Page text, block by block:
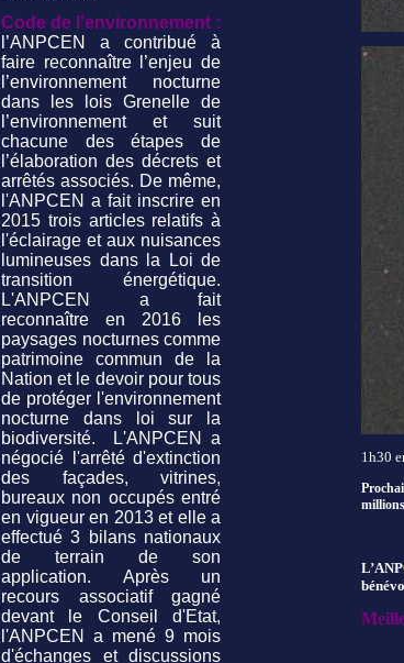
Code de l'environnement :
l’ANPCEN a contribué à
faire reconnaître l’enjeu de
l’environnement nocturne
dans les lois Grenelle de
l’environnement et suit
chacune des étapes de
l’élaboration des décrets et
arrêtés associés. De même,
l'ANPCEN a fait inscrire en
2015 trois articles relatifs à
l'éclairage et aux nuisances
lumineuses dans la Loi de
transition énergétique.
L'ANPCEN a fait
reconnaître en 2016 les
paysages nocturnes comme
patrimoine commun de la
Nation et le devoir pour tous
de protéger l'environnement
nocturne dans loi sur la
biodiversité.
L'ANPCEN a
négocié l'arrêté d'extinction
des façades, vitrines,
bureaux non occupés entré
en vigueur en 2013 et elle a
effectué 3 bilans nationaux
de terrain de son
application. Après un
recours associatif gagné
devant le Conseil d'Etat,
l'ANPCEN a mené 9 mois
d'échanges et discussions
1h30